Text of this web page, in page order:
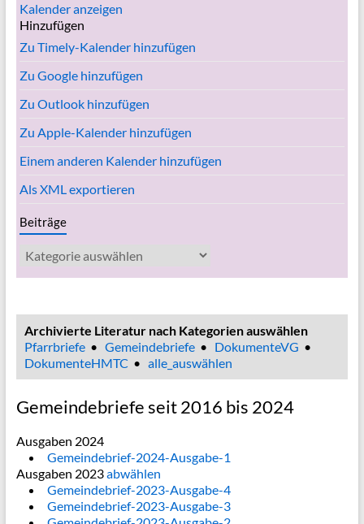
Kalender anzeigen
Hinzufügen
Zu Timely-Kalender hinzufügen
Zu Google hinzufügen
Zu Outlook hinzufügen
Zu Apple-Kalender hinzufügen
Einem anderen Kalender hinzufügen
Als XML exportieren
Beiträge
Beiträge
Archivierte Literatur nach Kategorien auswählen
Pfarrbriefe• Gemeindebriefe• DokumenteVG •
DokumenteHMTC • alle_auswählen
Gemeindebriefe seit 2016 bis 2024
Ausgaben 2024
Gemeindebrief-2024-Ausgabe-1
Ausgaben 2023abwählen
Gemeindebrief-2023-Ausgabe-4
Gemeindebrief-2023-Ausgabe-3